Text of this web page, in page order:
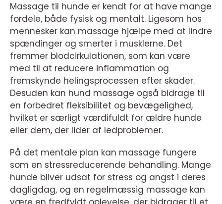
Massage til hunde er kendt for at have mange
fordele, både fysisk og mentalt. Ligesom hos
mennesker kan massage hjælpe med at lindre
spændinger og smerter i musklerne. Det
fremmer blodcirkulationen, som kan være
med til at reducere inflammation og
fremskynde helingsprocessen efter skader.
Desuden kan hund massage også bidrage til
en forbedret fleksibilitet og bevægelighed,
hvilket er særligt værdifuldt for ældre hunde
eller dem, der lider af ledproblemer.
På det mentale plan kan massage fungere
som en stressreducerende behandling. Mange
hunde bliver udsat for stress og angst i deres
dagligdag, og en regelmæssig massage kan